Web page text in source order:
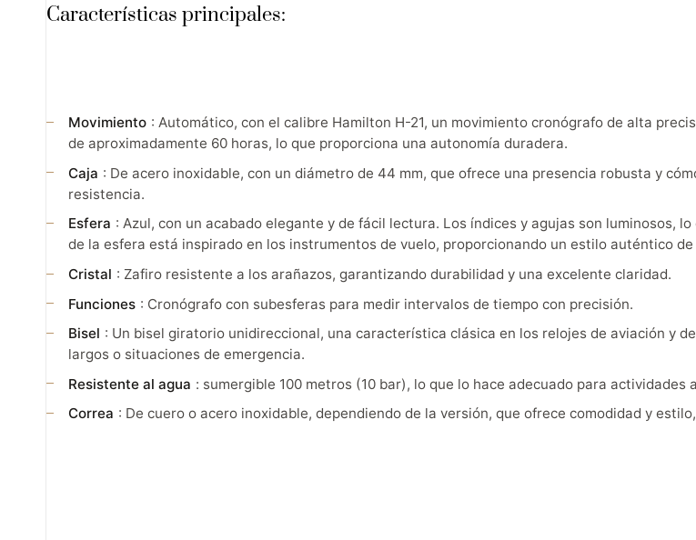
Características principales:
Movimiento : Automático, con el calibre Hamilton H-21, un movimiento cronógrafo de alta
de aproximadamente 60 horas, lo que proporciona una autonomía duradera.
Caja : De acero inoxidable, con un diámetro de 44 mm, que ofrece una presencia robusta y
resistencia.
Esfera : Azul, con un acabado elegante y de fácil lectura. Los índices y agujas son luminosos,
de la esfera está inspirado en los instrumentos de vuelo, proporcionando un estilo auténtico de
Cristal : Zafiro resistente a los arañazos, garantizando durabilidad y una excelente claridad.
Funciones : Cronógrafo con subesferas para medir intervalos de tiempo con precisión.
Bisel : Un bisel giratorio unidireccional, una característica clásica en los relojes de aviación y
largos o situaciones de emergencia.
Resistente al agua : sumergible 100 metros (10 bar), lo que lo hace adecuado para
Correa : De cuero o acero inoxidable, dependiendo de la versión, que ofrece comodidad y